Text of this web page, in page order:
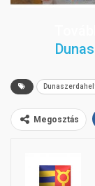
Megosztás